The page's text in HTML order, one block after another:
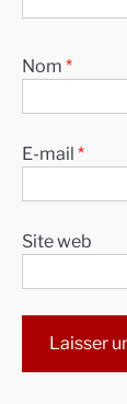
Nom *
E-mail *
Site web